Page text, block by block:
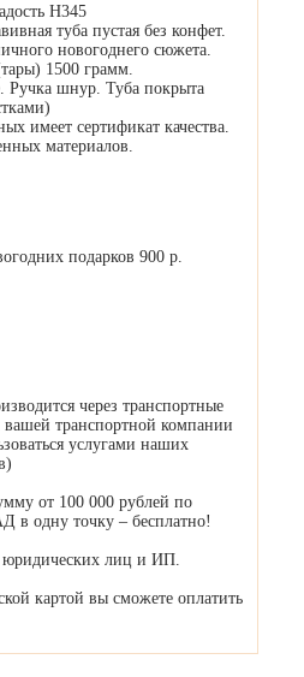
H345
туба пустая без конфет.
новогоднего сюжета.
1500 грамм.
Ручка шнур. Туба покрыта
имеет сертификат качества.
материалов.
подарков 900 р.
через транспортные
транспортной компании
услугами наших
от 100 000 рублей по
в одну точку – бесплатно!
юридических лиц и ИП.
картой вы сможете оплатить